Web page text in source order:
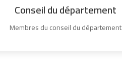
Conseil du département
Membres du conseil du département